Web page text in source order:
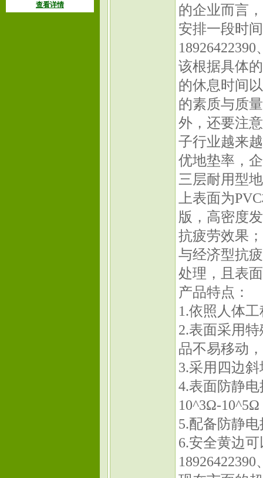
查看详情
的企业而言
安排一段时
该根据具体
的休息时间
的素质与质
外，还要注
子行业越来
优地垫率，
三层耐用型
上表面为
版，高密度
抗疲劳效果；
与经济型抗
处理，且表
产品特点：
1.依照人体
2.表面采用
品不易移动
3.采用四边
4.表面防静
10^3Ω-10^5Ω
5.配备防静
6.安全黄边
18926422390